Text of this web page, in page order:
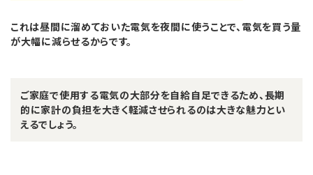
これは昼間に溜めておいた電気を夜間に使うことで、電気を買う量
が大幅に減らせるからです。
ご家庭で使用する電気の大部分を自給自足できるため、長期
的に家計の負担を大きく軽減させられるのは大きな魅力とい
えるでしょう。